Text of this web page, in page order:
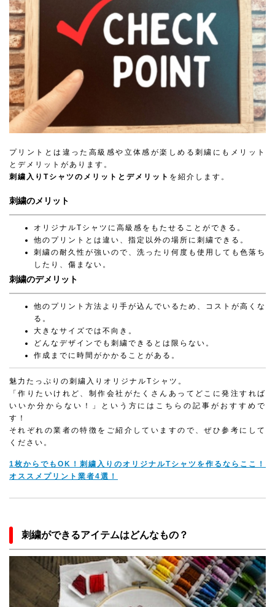
プリントとは違った高級感や立体感が楽しめる刺繍にもメリット
とデメリットがあります。
刺繍入りTシャツのメリットとデメリット を紹介します。
刺繍のメリット
オリジナルTシャツに高級感をもたせることができる。
他のプリントとは違い、指定以外の場所に刺繍できる。
刺繍の耐久性が強いので、洗ったり何度も使用しても色落ち
したり、傷まない。
刺繍のデメリット
他のプリント方法より手が込んでいるため、コストが高くな
る。
大きなサイズでは不向き。
どんなデザインでも刺繍できるとは限らない。
作成までに時間がかかることがある。
魅力たっぷりの刺繍入りオリジナルTシャツ。
「作りたいけれど、制作会社がたくさんあってどこに発注すれば
いいか分からない！」という方にはこちらの記事がおすすめで
す！
それぞれの業者の特徴をご紹介していますので、ぜひ参考にして
ください。
1枚からでもOK！刺繍入りのオリジナルTシャツを作るならここ！
オススメプリント業者4選！
刺繍ができるアイテムはどんなもの？